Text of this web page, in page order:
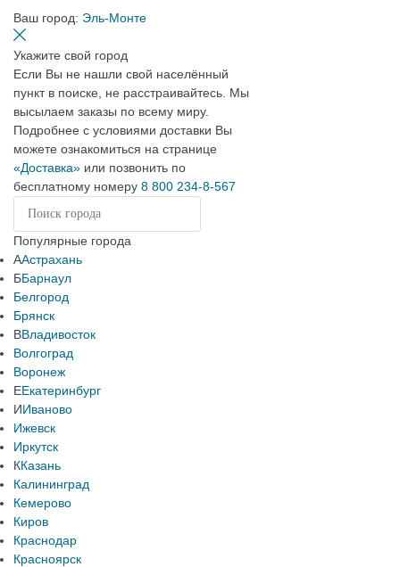
Ваш город: Эль-Монте
Укажите свой город
Если Вы не нашли свой населённый
пункт в поиске, не расстраивайтесь. Мы
высылаем заказы по всему миру.
Подробнее с условиями доставки Вы
можете ознакомиться на странице
«Доставка» или позвонить по
бесплатному номеру 8 800 234-8-567
Популярные города
ААстрахань
ББарнаул
Белгород
Брянск
ВВладивосток
Волгоград
Воронеж
ЕЕкатеринбург
ИИваново
Ижевск
Иркутск
ККазань
Калининград
Кемерово
Киров
Краснодар
Красноярск